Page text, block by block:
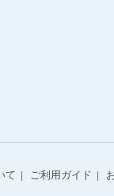
て ご利用ガイド